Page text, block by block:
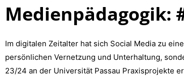
Medienpädagogik:
Im digitalen Zeitalter hat sich Social Media zu
persönlichen Vernetzung und Unterhaltung,
23/24 an der Universität Passau Praxisprojekte